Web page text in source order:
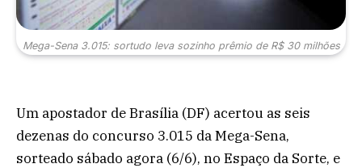
Mega-Sena 3.015: sortudo leva sozinho prêmio de R$ 30 milhões
Um apostador de Brasília (DF) acertou as seis
dezenas do concurso 3.015 da Mega-Sena,
sorteado sábado agora (6/6), no Espaço da Sorte, e